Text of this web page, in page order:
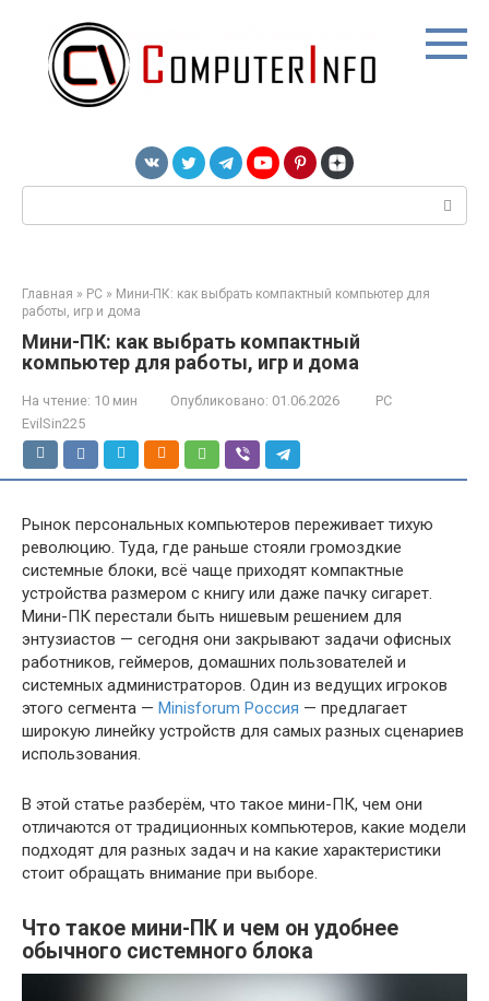
контенту
Главная » PC » Мини-ПК: как выбрать компактный компьютер для
работы, игр и дома
Мини-ПК: как выбрать компактный
компьютер для работы, игр и дома
На чтение: 10 мин Опубликовано: 01.06.2026
PC
EvilSin225
Рынок персональных компьютеров переживает тихую
революцию. Туда, где раньше стояли громоздкие
системные блоки, всё чаще приходят компактные
устройства размером с книгу или даже пачку сигарет.
Мини-ПК перестали быть нишевым решением для
энтузиастов — сегодня они закрывают задачи офисных
работников, геймеров, домашних пользователей и
системных администраторов. Один из ведущих игроков
этого сегмента — Minisforum Россия — предлагает
широкую линейку устройств для самых разных сценариев
использования.
В этой статье разберём, что такое мини-ПК, чем они
отличаются от традиционных компьютеров, какие модели
подходят для разных задач и на какие характеристики
стоит обращать внимание при выборе.
Что такое мини-ПК и чем он удобнее
обычного системного блока